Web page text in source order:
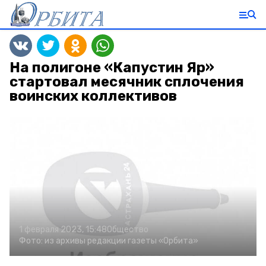
На полигоне «Капустин Яр»
стартовал месячник сплочения
воинских коллективов
1 февраля 2023, 15:48Общество
Фото: из архивы редакции газеты «Орбита»